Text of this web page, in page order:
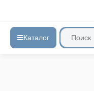
Каталог